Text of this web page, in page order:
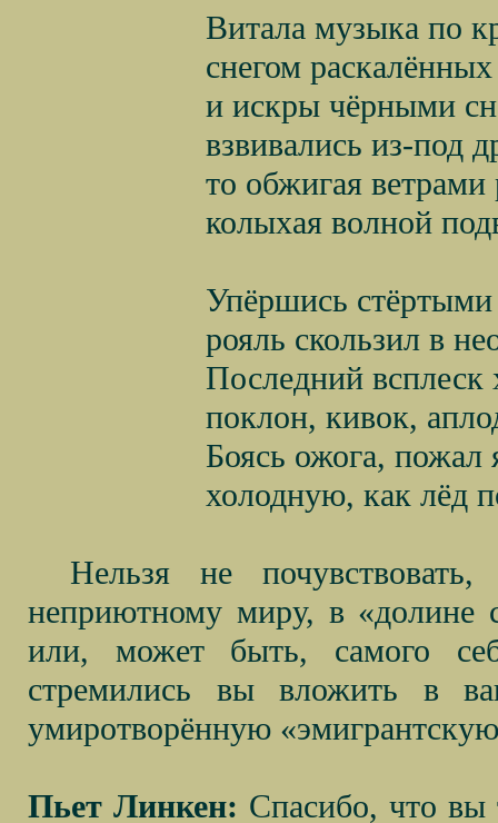
Витала музыка по
снегом
и искры чёрными
взвивались из-под
то обжигая ветрами
колыхая волной
Упёршись
рояль скользил в
Последний
поклон, кивок,
Боясь ожога, пожал
холодную, как лёд
Нельзя не
неприютному миру, в «долине
или, может быть, самого
стремились вы вложить в
умиротворённую
Пьет Линкен: Спасибо, что вы